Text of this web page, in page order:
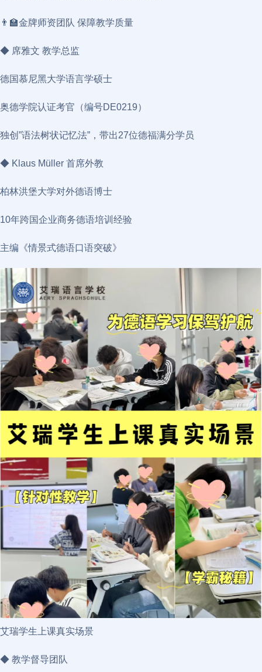
👨🏫金牌师资团队 保障教学质量
◆ 席雅文 教学总监
德国慕尼黑大学语言学硕士
奥德学院认证考官（编号DE0219）
独创”语法树状记忆法”，带出27位德福满分学员
◆ Klaus Müller 首席外教
柏林洪堡大学对外德语博士
10年跨国企业商务德语培训经验
主编《情景式德语口语突破》
艾瑞学生上课真实场景
◆ 教学督导团队